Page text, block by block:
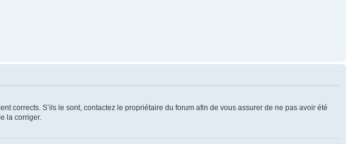
corrects. S’ils le sont, contactez le propriétaire du forum afin de vous assurer de ne pas avoir été
la corriger.